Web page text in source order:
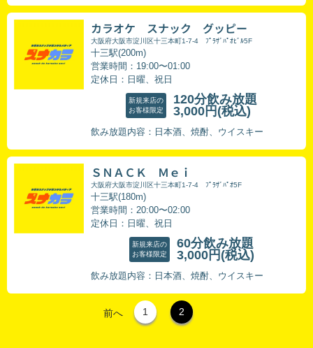
カラオケ スナック グッピー
大阪府大阪市淀川区十三本町1-7‐4 ﾌﾟﾗｻﾞﾊﾟｵﾋﾞﾙ5F
十三駅(200m)
営業時間：19:00〜01:00
定休日：日曜、祝日
新規来店の
お客様限定
120分飲み放題
3,000円 (税込)
飲み放題内容：日本酒、焼酎、ウイスキー
ＳＮＡＣＫ Ｍｅｉ
大阪府大阪市淀川区十三本町1-7-4 ﾌﾟﾗｻﾞﾊﾟｵ5F
十三駅(180m)
営業時間：20:00〜02:00
定休日：日曜、祝日
新規来店の
お客様限定
60分飲み放題
3,000円 (税込)
飲み放題内容：日本酒、焼酎、ウイスキー
前へ 1 2